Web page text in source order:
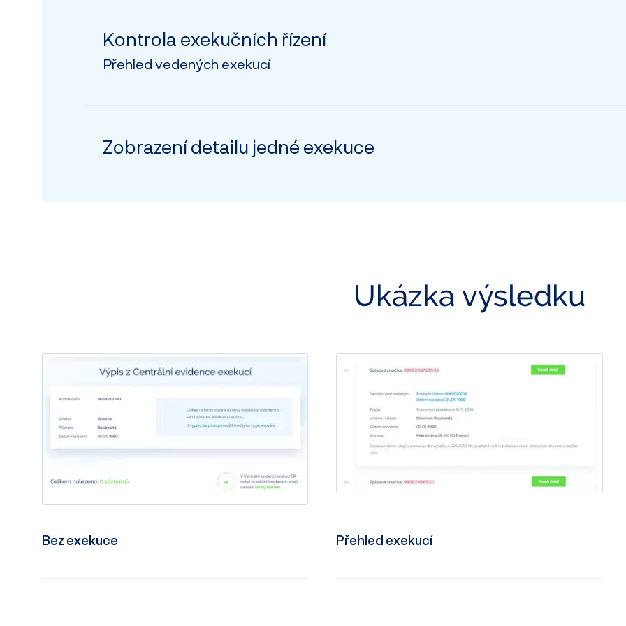
Kontrola exekučních řízení
Přehled vedených exekucí
Zobrazení detailu jedné exekuce
Ukázka výsledku
Bez exekuce Přehled exekucí